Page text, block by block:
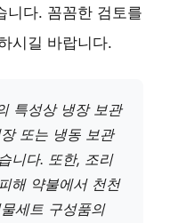
니다. 꼼꼼한 검토를
시길 바랍니다.
특성상 냉장 보관
또는 냉동 보관
니다. 또한, 조리
해 약불에서 천천
세트 구성품의